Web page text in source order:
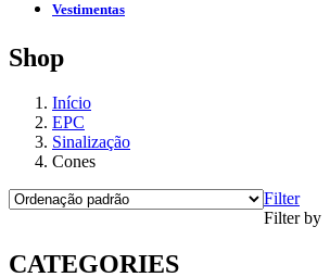
Vestimentas
Shop
Início
EPC
Sinalização
Cones
Filter
Filter by
CATEGORIES